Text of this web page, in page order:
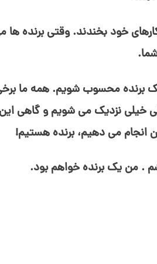
خود بخندند. وقتی برنده⁯ ها
برنده محسوب شویم. همه ما
خیلی نزدیک می⁯ شویم و گاهی
انجام می⁯ دهیم، برنده هستیم!
. من یک برنده خواهم بود.